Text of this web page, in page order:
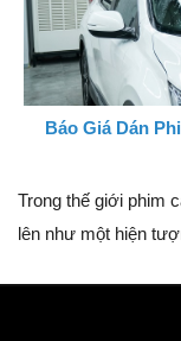
Báo Giá Dán
Trong thế giới phim
lên như một hiện